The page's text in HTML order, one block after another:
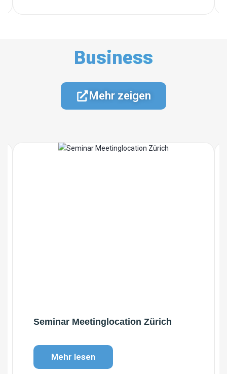
Business
Mehr zeigen
Seminar Meetinglocation Zürich
Mehr lesen